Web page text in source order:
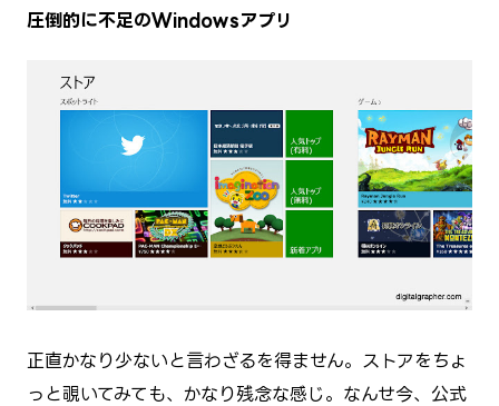
圧倒的に不足のWindowsアプリ
正直かなり少ないと言わざるを得ません。ストアをちょ
っと覗いてみても、かなり残念な感じ。なんせ今、公式